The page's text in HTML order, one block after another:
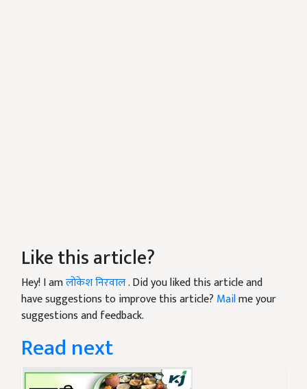
Like this article?
Hey! I amलोकेश निरवाल. Did you liked this article and
have suggestions to improve this article? Mailme your
suggestions and feedback.
Read next